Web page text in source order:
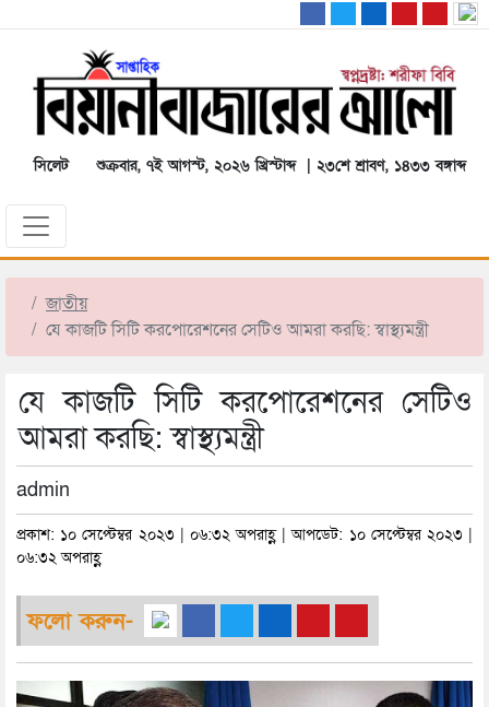
সিলেট শুক্রবার, ৭ই আগস্ট, ২০২৬ খ্রিস্টাব্দ | ২৩শে শ্রাবণ, ১৪৩৩ বঙ্গাব্দ
জাতীয়
যে কাজটি সিটি করপোরেশনের সেটিও আমরা করছি: স্বাস্থ্যমন্ত্রী
যে কাজটি সিটি করপোরেশনের সেটিও
আমরা করছি: স্বাস্থ্যমন্ত্রী
admin
প্রকাশ: ১০ সেপ্টেম্বর ২০২৩ | ০৬:৩২ অপরাহ্ণ | আপডেট: ১০ সেপ্টেম্বর ২০২৩ |
০৬:৩২ অপরাহ্ণ
ফলো করুন-